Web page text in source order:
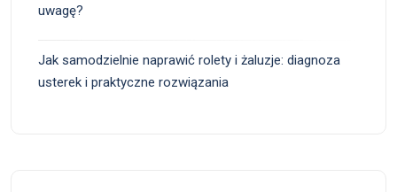
uwagę?
Jak samodzielnie naprawić rolety i żaluzje: diagnoza
usterek i praktyczne rozwiązania